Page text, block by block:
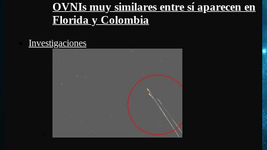
OVNIs muy similares entre sí aparecen en
Florida y Colombia
Investigaciones